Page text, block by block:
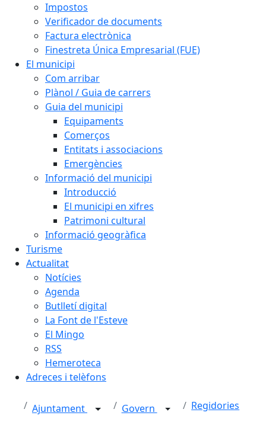
Impostos
Verificador de documents
Factura electrònica
Finestreta Única Empresarial (FUE)
El municipi
Com arribar
Plànol / Guia de carrers
Guia del municipi
Equipaments
Comerços
Entitats i associacions
Emergències
Informació del municipi
Introducció
El municipi en xifres
Patrimoni cultural
Informació geogràfica
Turisme
Actualitat
Notícies
Agenda
Butlletí digital
La Font de l'Esteve
El Mingo
RSS
Hemeroteca
Adreces i telèfons
Ajuntament Govern Regidories